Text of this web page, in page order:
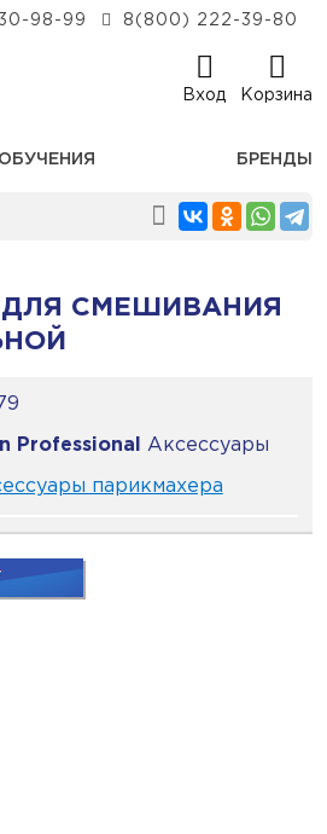
98-99 8(800) 222-39-80
Вход Корзина
БРЕНДЫ
ДЛЯ СМЕШИВАНИЯ
Professional Аксессуары
парикмахера